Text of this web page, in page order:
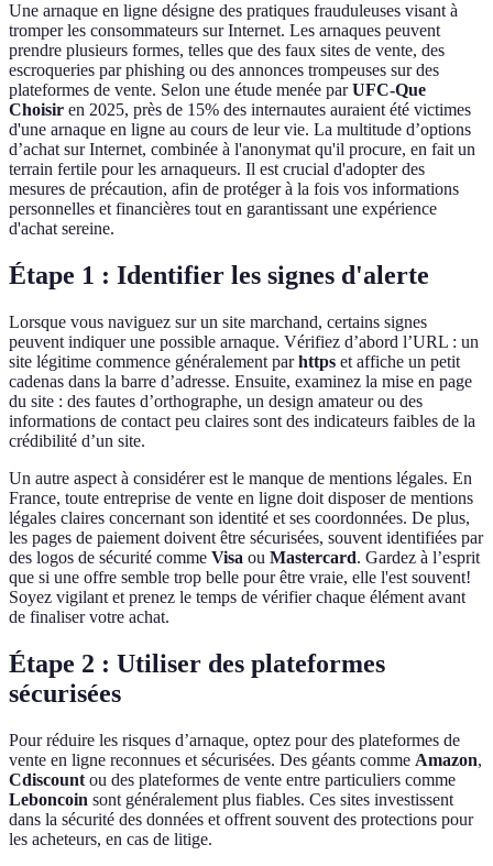
Une arnaque en ligne désigne des pratiques frauduleuses visant à
tromper les consommateurs sur Internet. Les arnaques peuvent
prendre plusieurs formes, telles que des faux sites de vente, des
escroqueries par phishing ou des annonces trompeuses sur des
plateformes de vente. Selon une étude menée parUFC-Que
Choisir en 2025, près de 15% des internautes auraient été victimes
d'une arnaque en ligne au cours de leur vie. La multitude d’options
d’achat sur Internet, combinée à l'anonymat qu'il procure, en fait un
terrain fertile pour les arnaqueurs. Il est crucial d'adopter des
mesures de précaution, afin de protéger à la fois vos informations
personnelles et financières tout en garantissant une expérience
d'achat sereine.
Étape 1 : Identifier les signes d'alerte
Lorsque vous naviguez sur un site marchand, certains signes
peuvent indiquer une possible arnaque. Vérifiez d’abord l’URL : un
site légitime commence généralement parhttps et affiche un petit
cadenas dans la barre d’adresse. Ensuite, examinez la mise en page
du site : des fautes d’orthographe, un design amateur ou des
informations de contact peu claires sont des indicateurs faibles de la
crédibilité d’un site.
Un autre aspect à considérer est le manque de mentions légales. En
France, toute entreprise de vente en ligne doit disposer de mentions
légales claires concernant son identité et ses coordonnées. De plus,
les pages de paiement doivent être sécurisées, souvent identifiées par
des logos de sécurité comme Visa ou Mastercard. Gardez à l’esprit
que si une offre semble trop belle pour être vraie, elle l'est souvent!
Soyez vigilant et prenez le temps de vérifier chaque élément avant
de finaliser votre achat.
Étape 2 : Utiliser des plateformes
sécurisées
Pour réduire les risques d’arnaque, optez pour des plateformes de
vente en ligne reconnues et sécurisées. Des géants comme Amazon,
Cdiscount ou des plateformes de vente entre particuliers comme
Leboncoin sont généralement plus fiables. Ces sites investissent
dans la sécurité des données et offrent souvent des protections pour
les acheteurs, en cas de litige.